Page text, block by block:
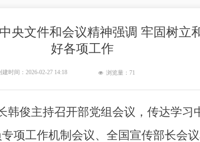
央文件和会议精神强调 牢固树立
好各项工作
俊主持召开部党组会议，传达学习
项工作机制会议、全国宣传部长会
建时间： 2026-02-27 14:18 넶 浏览量： 71